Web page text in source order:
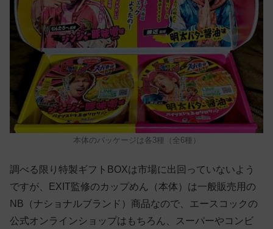
本体のパッケージは各3種（全6種）
調べる限り特製ギフトBOXは市場に出回っていないよう
ですが、EXIT監修のカップめん（本体）は一般販売用の
NB（ナショナルブランド）商品なので、エースコックの
公式オンラインショップはもちろん、スーパーやコンビ